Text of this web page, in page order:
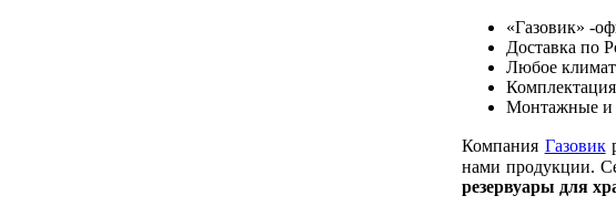
«Газовик» -
Доставка по
Любое
Монтажные и
Компания Газовик
нами продукции.
резервуары для